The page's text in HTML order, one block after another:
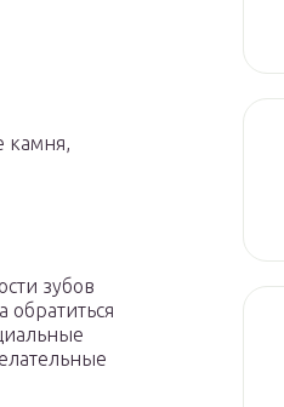
камня,
зубов
обратиться